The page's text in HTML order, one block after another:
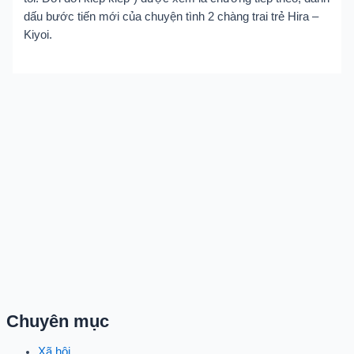
dấu bước tiến mới của chuyện tình 2 chàng trai trẻ Hira –
Kiyoi.
Chuyên mục